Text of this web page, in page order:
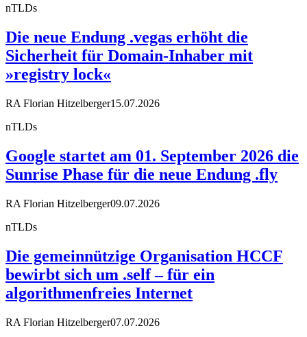
nTLDs
Die neue Endung .vegas erhöht die
Sicherheit für Domain-Inhaber mit
»registry lock«
RA Florian Hitzelberger15.07.2026
nTLDs
Google startet am 01. September 2026 die
Sunrise Phase für die neue Endung .fly
RA Florian Hitzelberger09.07.2026
nTLDs
Die gemeinnützige Organisation HCCF
bewirbt sich um .self – für ein
algorithmenfreies Internet
RA Florian Hitzelberger07.07.2026